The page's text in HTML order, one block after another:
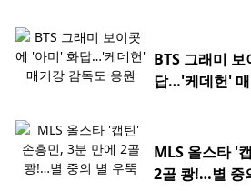
BTS 그래미
답…'케데헌'
MLS 올스타 '
2골 쾅!…별 중